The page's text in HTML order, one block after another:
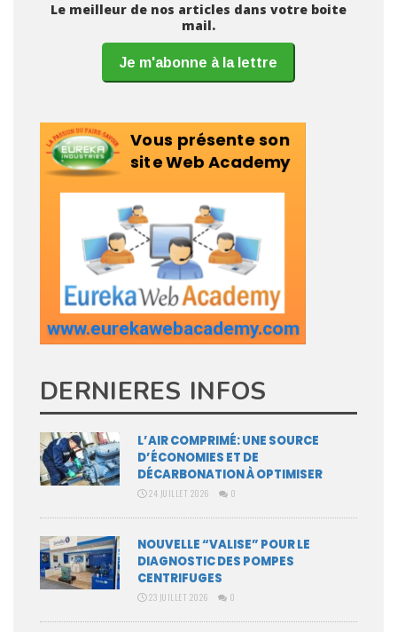
Le meilleur de nos articles dans votre boite
mail.
Je m'abonne à la lettre
DERNIERES INFOS
L’AIR COMPRIMÉ: UNE SOURCE
D’ÉCONOMIES ET DE
DÉCARBONATION À OPTIMISER
24 JUILLET 2026 0
NOUVELLE “VALISE” POUR LE
DIAGNOSTIC DES POMPES
CENTRIFUGES
23 JUILLET 2026 0